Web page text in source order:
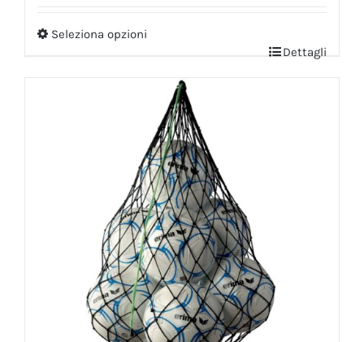
Seleziona opzioni
Dettagli